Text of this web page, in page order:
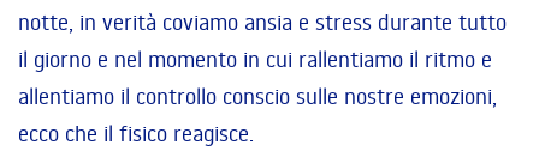
notte, in verità coviamo ansia e stress durante tutto
il giorno e nel momento in cui rallentiamo il ritmo e
allentiamo il controllo conscio sulle nostre emozioni,
ecco che il fisico reagisce.